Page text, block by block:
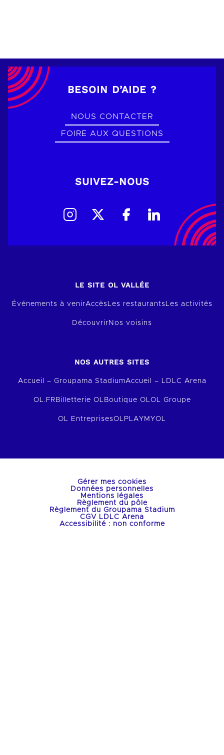
BESOIN D’AIDE ?
NOUS CONTACTER
FOIRE AUX QUESTIONS
SUIVEZ-NOUS
LE SITE OL VALLÉE
Événements à venirAccès Les restaurants Les activités
Découvrir Nos voisins
NOS AUTRES SITES
Accueil – Groupama StadiumAccueil – LDLC Arena
OL.FR Billetterie OL Boutique OL OL Groupe
OL EntreprisesOLPLAY MYOL
Gérer mes cookies
Données personnelles
Mentions légales
Règlement du pôle
Règlement du Groupama Stadium
CGV LDLC Arena
Accessibilité : non conforme